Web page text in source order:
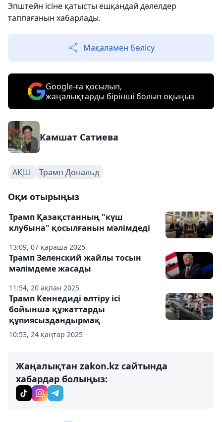
Эпштейн ісіне қатысты ешқандай дәлелдер
таппағанын хабарлады.
Мақаламен бөлісу
Google-ға қосылып,
жаңалықтарды бірінші болып оқыңыз
Камшат Сатиева
АҚШ Трамп Дональд
Оқи отырыңыз
13:09, 07 қараша 2025
Трамп Қазақстанның "күш
клубына" қосылғанын мәлімдеді
11:54, 20 ақпан 2025
Трамп Зеленский жайлы тосын
мәлімдеме жасады
10:53, 24 қаңтар 2025
Трамп Кеннедиді өлтіру ісі
бойынша құжаттарды
құпиясыздандырмақ
Жаңалықтан zakon.kz сайтында
хабардар болыңыз: